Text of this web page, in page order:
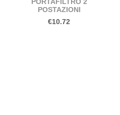
POSTAZIONI
€10.72